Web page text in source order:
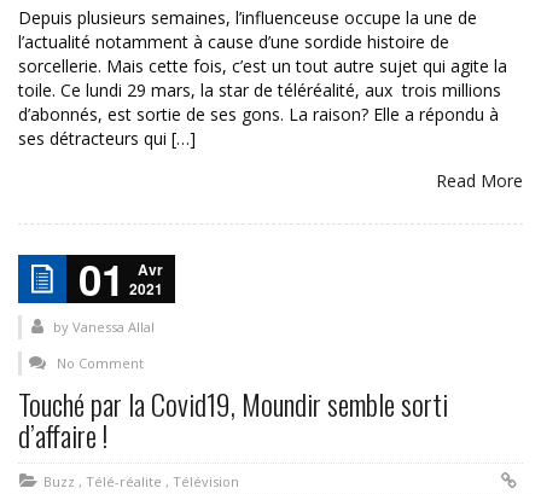
Depuis plusieurs semaines, l’influenceuse occupe la une de
l’actualité notamment à cause d’une sordide histoire de
sorcellerie. Mais cette fois, c’est un tout autre sujet qui agite la
toile. Ce lundi 29 mars, la star de téléréalité, aux trois millions
d’abonnés, est sortie de ses gons. La raison? Elle a répondu à
ses détracteurs qui […]
Read More
01
Avr
2021
by Vanessa Allal
No Comment
Touché par la Covid19, Moundir semble sorti
d’affaire !
Buzz , Télé-réalite , Télévision